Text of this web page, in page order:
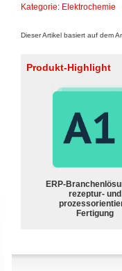
Kategorie: Elektrochemie
Dieser Artikel basiert auf dem
Produkt-Highlight
ERP-
rezeptur- und
Fertigung